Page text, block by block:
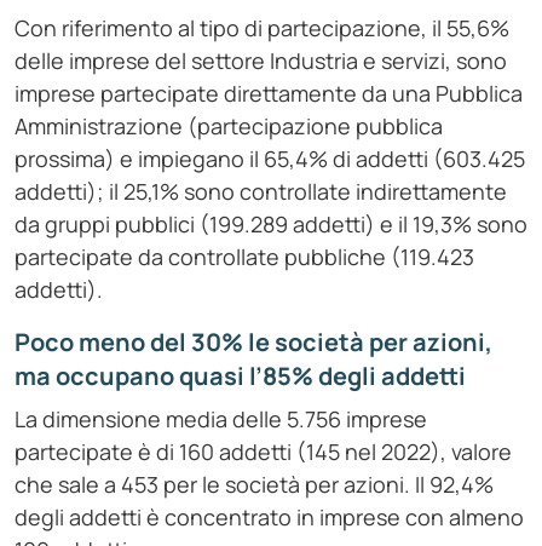
Con riferimento al tipo di partecipazione, il 55,6%
delle imprese del settore Industria e servizi, sono
imprese partecipate direttamente da una Pubblica
Amministrazione (partecipazione pubblica
prossima) e impiegano il 65,4% di addetti (603.425
addetti); il 25,1% sono controllate indirettamente
da gruppi pubblici (199.289 addetti) e il 19,3% sono
partecipate da controllate pubbliche (119.423
addetti).
Poco meno del 30% le società per azioni,
ma occupano quasi l’85% degli addetti
La dimensione media delle 5.756 imprese
partecipate è di 160 addetti (145 nel 2022), valore
che sale a 453 per le società per azioni. Il 92,4%
degli addetti è concentrato in imprese con almeno